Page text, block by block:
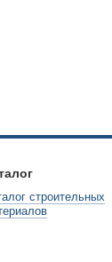
строительных